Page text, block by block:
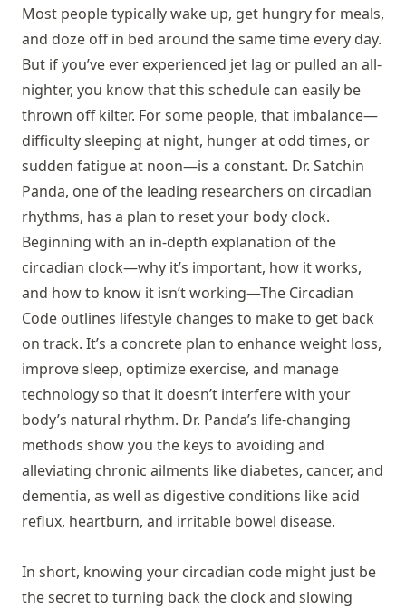
Most people typically wake up, get hungry for meals,
and doze off in bed around the same time every day.
But if you’ve ever experienced jet lag or pulled an all-
nighter, you know that this schedule can easily be
thrown off kilter. For some people, that imbalance—
difficulty sleeping at night, hunger at odd times, or
sudden fatigue at noon—is a constant. Dr. Satchin
Panda, one of the leading researchers on circadian
rhythms, has a plan to reset your body clock.
Beginning with an in-depth explanation of the
circadian clock—why it’s important, how it works,
and how to know it isn’t working—The Circadian
Code outlines lifestyle changes to make to get back
on track. It’s a concrete plan to enhance weight loss,
improve sleep, optimize exercise, and manage
technology so that it doesn’t interfere with your
body’s natural rhythm. Dr. Panda’s life-changing
methods show you the keys to avoiding and
alleviating chronic ailments like diabetes, cancer, and
dementia, as well as digestive conditions like acid
reflux, heartburn, and irritable bowel disease.
In short, knowing your circadian code might just be
the secret to turning back the clock and slowing